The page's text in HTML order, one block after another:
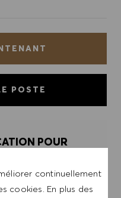
continuellement
cookies. En plus des
POSTE
POUR
de postes.